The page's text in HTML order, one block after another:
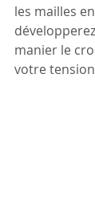
les mailles
manier le
votre